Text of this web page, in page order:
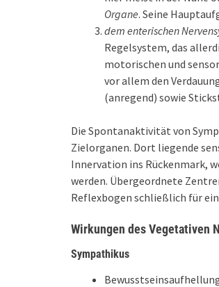
Organe. Seine
dem enterischen
Regelsystem, das
motorischen und
vor allem den
(anregend) sowie
Die Spontanaktivität von
Zielorganen. Dort liegende
Innervation ins Rückenmark,
werden. Übergeordnete
Reflexbogen schließlich für
Wirkungen des Vegetativen
Sympathikus